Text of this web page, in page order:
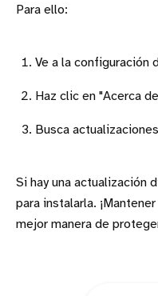
Para ello:
Ve a la configuración
Haz clic en "Acerca
Busca
Si hay una actualización
para instalarla.
mejor manera de